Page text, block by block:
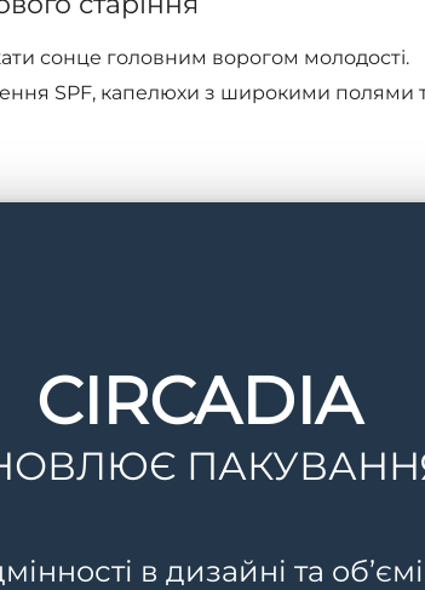
сонце головним ворогом молодості.
SPF, капелюхи з широкими полями
CIRCADIA
в дизайні та